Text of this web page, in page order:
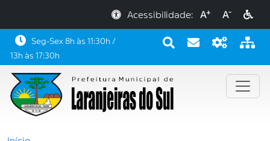
Acessibilidade: A+ A-
Seg-Sex 8h às 11:30h /
13h às 17:30h